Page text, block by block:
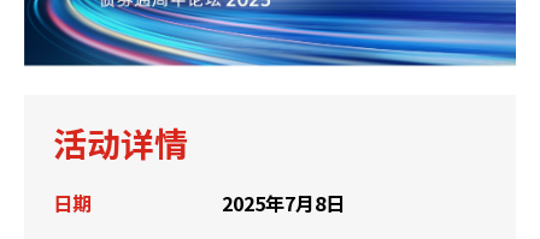
活动详情
日期
2025年7月8日